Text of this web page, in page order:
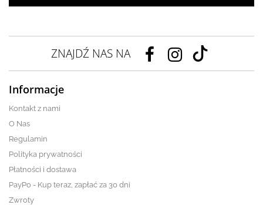
ZNAJDŹ NAS NA
Informacje
Kontakt z nami
O Nas
Regulamin
Polityka prywatności
Płatności i dostawa
PayPo - Kup teraz, zapłać za 30 dni
Zwroty